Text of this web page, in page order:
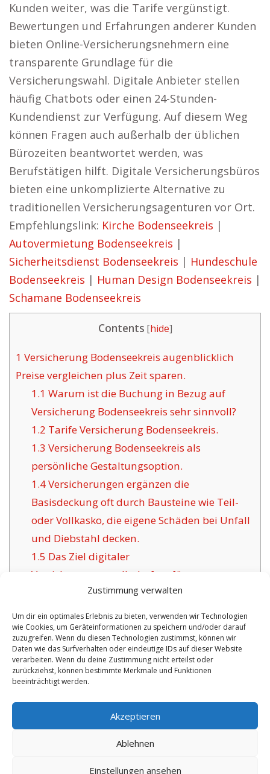
Zustimmung verwalten
Um dir ein optimales Erlebnis zu bieten, verwenden wir Technologien
wie Cookies, um Geräteinformationen zu speichern und/oder darauf
zuzugreifen. Wenn du diesen Technologien zustimmst, können wir
Daten wie das Surfverhalten oder eindeutige IDs auf dieser Website
verarbeiten. Wenn du deine Zustimmung nicht erteilst oder
zurückziehst, können bestimmte Merkmale und Funktionen
beeinträchtigt werden.
Akzeptieren
Ablehnen
Einstellungen ansehen
Kunden weiter, was die Tarife vergünstigt.
Bewertungen und Erfahrungen anderer Kunden
bieten Online-Versicherungsnehmern eine
transparente Grundlage für die
Versicherungswahl. Digitale Anbieter stellen
häufig Chatbots oder einen 24-Stunden-
Kundendienst zur Verfügung. Auf diesem Weg
können Fragen auch außerhalb der üblichen
Bürozeiten beantwortet werden, was
Berufstätigen hilft. Digitale Versicherungsbüros
bieten eine unkomplizierte Alternative zu
traditionellen Versicherungsagenturen vor Ort.
Empfehlungslink: Kirche Bodenseekreis |
Autovermietung Bodenseekreis |
Sicherheitsdienst Bodenseekreis | Hundeschule
Bodenseekreis | Human Design Bodenseekreis |
Schamane Bodenseekreis
Contents [hide]
1 Versicherung Bodenseekreis augenblicklich
Preise vergleichen plus Zeit sparen.
1.1 Warum ist die Buchung in Bezug auf
Versicherung Bodenseekreis sehr sinnvoll?
1.2 Tarife Versicherung Bodenseekreis.
1.3 Versicherung Bodenseekreis als
persönliche Gestaltungsoption.
1.4Versicherungen ergänzen die
Basisdeckung oft durch Bausteine wie Teil-
oder Vollkasko, die eigene Schäden bei Unfall
und Diebstahl decken.
1.5 Das Ziel digitaler
Versicherungsgesellschaften für
Bodenseekreis:
1.6
Vorzüge dieser angebotenen Versicherung
in Bodenseekreis:
1.6.1Überschaubare Absicherungen mit
Versicherungszertifikat:
No tags for this post.